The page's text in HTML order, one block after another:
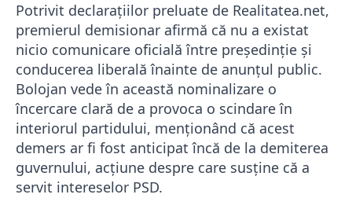
Potrivit declarațiilor preluate de Realitatea.net,
premierul demisionar afirmă că nu a existat
nicio comunicare oficială între președinție și
conducerea liberală înainte de anunțul public.
Bolojan vede în această nominalizare o
încercare clară de a provoca o scindare în
interiorul partidului, menționând că acest
demers ar fi fost anticipat încă de la demiterea
guvernului, acțiune despre care susține că a
servit intereselor PSD.